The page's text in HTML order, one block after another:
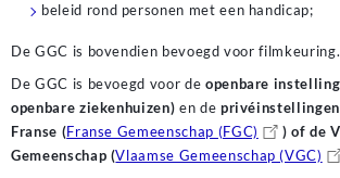
beleid rond personen met een handicap;
De GGC is bovendien bevoegd voor filmkeuring.
De GGC is bevoegd voor de openbare
openbare ziekenhuizen) en de
Franse (Franse Gemeenschap (FGC)
) of de
Gemeenschap (Vlaamse Gemeenschap (VGC)